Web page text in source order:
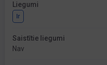
Liegumi
Ir
Saistītie liegumi
Nav